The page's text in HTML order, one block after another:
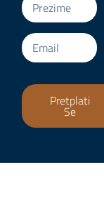
Pretplati
Se